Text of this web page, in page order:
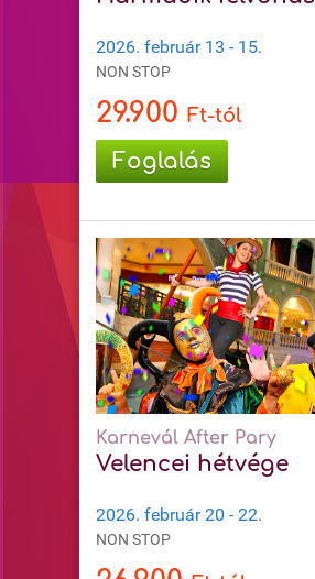
2026. február 13 - 15.
NON STOP
29.900 Ft-tól
Foglalás
Karnevál After Pary
Velencei hétvége
2026. február 20 - 22.
NON STOP